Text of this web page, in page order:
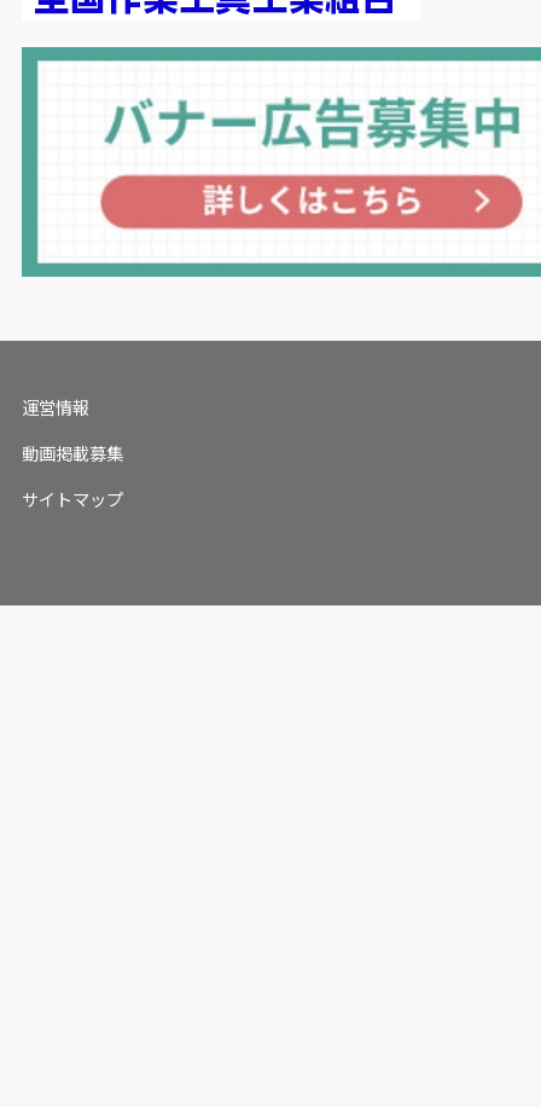
運営情報
動画掲載募集
サイトマップ